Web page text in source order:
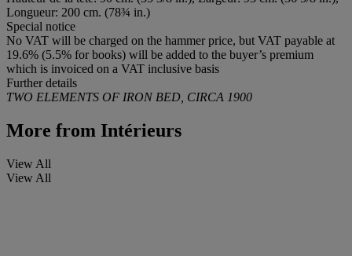
Longueur: 200 cm. (78¾ in.)
Special notice
No VAT will be charged on the hammer price, but VAT payable at
19.6% (5.5% for books) will be added to the buyer’s premium
which is invoiced on a VAT inclusive basis
Further details
TWO ELEMENTS OF IRON BED, CIRCA 1900
More from Intérieurs
View All
View All